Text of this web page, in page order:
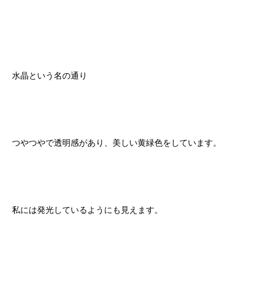
水晶という名の通り
つやつやで透明感があり、美しい黄緑色をしています。
私には発光しているようにも見えます。